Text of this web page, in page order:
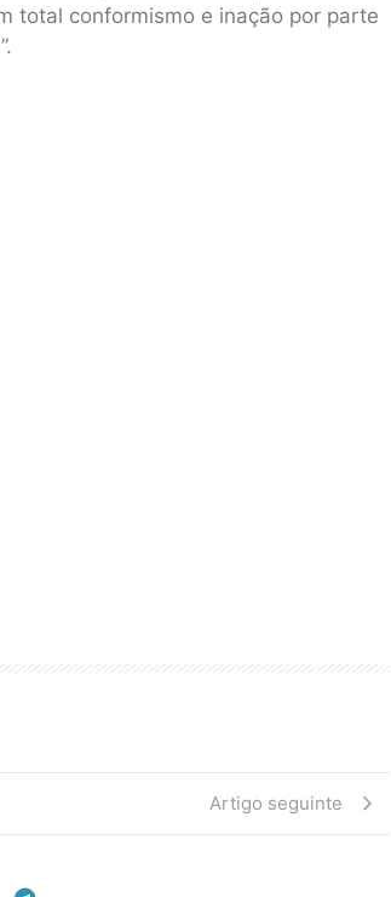
total conformismo e inação por parte
Artigo seguinte